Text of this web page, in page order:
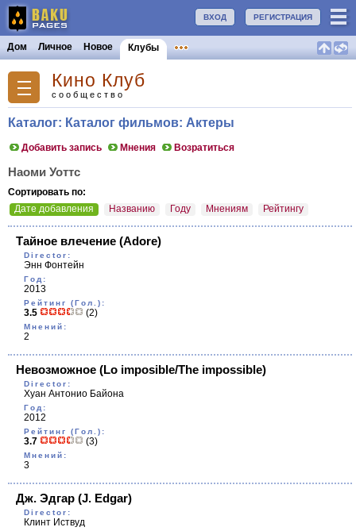
РЕГИСТРАЦИЯ
ВХОД
Дом Личное Новое Клубы
Кино Клуб
сообщество
Каталог: Каталог фильмов: Актеры
Добавить запись Мнения Возратиться
Наоми Уоттс
Сортировать по:
Дате добавления
Названию Году Мнениям Рейтингу
Тайное влечение (Adore)
Director:
Энн Фонтейн
Год:
2013
Рейтинг (Гол.):
3.5 (2)
Мнений:
2
Невозможное (Lo imposible/The impossible)
Director:
Хуан Антонио Байона
Год:
2012
Рейтинг (Гол.):
3.7 (3)
Мнений:
3
Дж. Эдгар (J. Edgar)
Director:
Клинт Иствуд